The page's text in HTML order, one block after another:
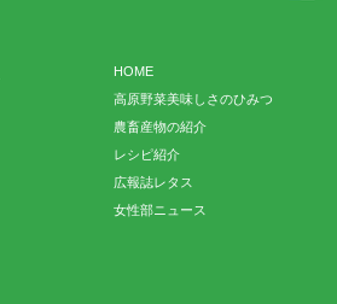
HOME
高原野菜美味しさのひみつ
農畜産物の紹介
レシピ紹介
広報誌レタス
女性部ニュース